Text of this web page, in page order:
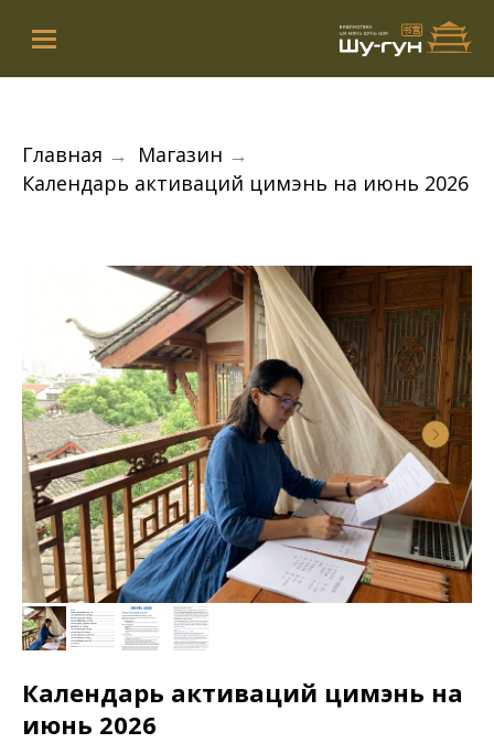
Главная → Магазин →
Календарь активаций цимэнь на июнь 2026
Календарь активаций цимэнь на
июнь 2026